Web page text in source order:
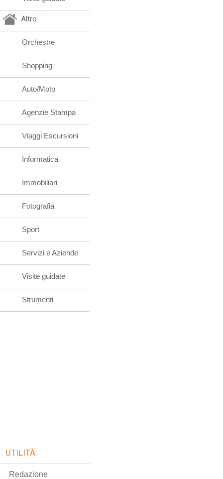
Altro
Orchestre
Shopping
Auto/Moto
Agenzie Stampa
Viaggi Escursioni
Informatica
Immobiliari
Fotografia
Sport
Servizi e Aziende
Visite guidate
Strumenti
UTILITÀ:
Redazione